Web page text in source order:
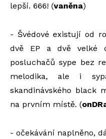
lepší. 666! (vaněna)
- Švédové existují od
dvě EP a dvě velké
posluchačů sype bez
melodika, ale i
skandinávského black
na prvním místě. (
- očekávání naplněno,